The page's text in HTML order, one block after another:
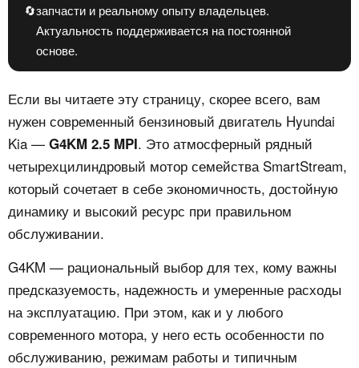
🔄запчасти и реальному опыту владельцев.
Актуальность поддерживается на постоянной
основе.
Если вы читаете эту страницу, скорее всего, вам
нужен современный бензиновый двигатель Hyundai
Kia — G4KM 2.5 MPI. Это атмосферный рядный
четырехцилиндровый мотор семейства SmartStream,
который сочетает в себе экономичность, достойную
динамику и высокий ресурс при правильном
обслуживании.
G4KM — рациональный выбор для тех, кому важны
предсказуемость, надежность и умеренные расходы
на эксплуатацию. При этом, как и у любого
современного мотора, у него есть особенности по
обслуживанию, режимам работы и типичным